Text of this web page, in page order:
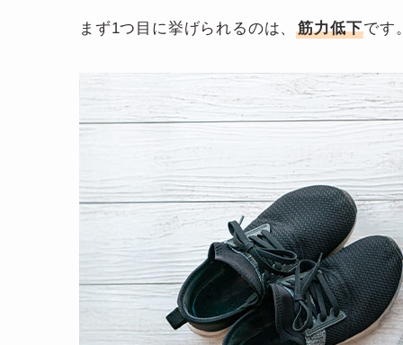
まず1つ目に挙げられるのは、筋力低下です